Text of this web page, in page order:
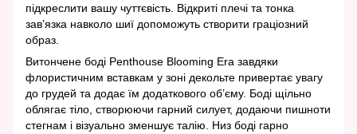
підкреслити вашу чуттєвість. Відкриті плечі та тонка
зав’язка навколо шиї допоможуть створити граціозний
образ.
Витончене боді Penthouse Blooming Era завдяки
флористичним вставкам у зоні декольте привертає увагу
до грудей та додає їм додаткового об’єму. Боді щільно
облягає тіло, створюючи гарний силует, додаючи пишноти
стегнам і візуально зменшує талію. Низ боді гарно